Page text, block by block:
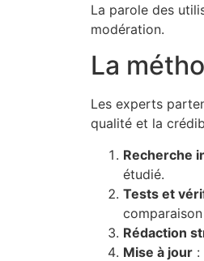
La parole des
modération.
La
Les experts
qualité et la
Recherche
étudié.
Tests et
Rédaction
Mise à jour :